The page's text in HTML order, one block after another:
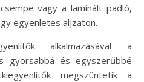
vagy a laminált padló,
egyenletes aljzaton.
alkalmazásával a
gyorsabbá és egyszerűbbé
megszüntetik a